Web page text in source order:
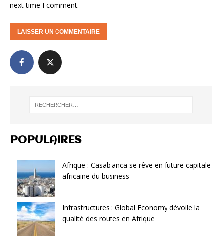
next time I comment.
POPULAIRES
Afrique : Casablanca se rêve en future capitale
africaine du business
Infrastructures : Global Economy dévoile la
qualité des routes en Afrique